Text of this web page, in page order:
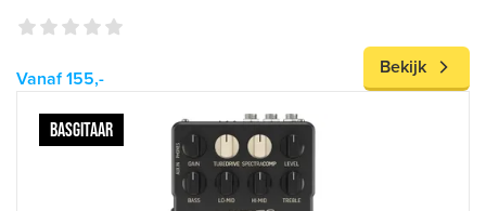
Vanaf 155,-
Bekijk
BASGITAAR